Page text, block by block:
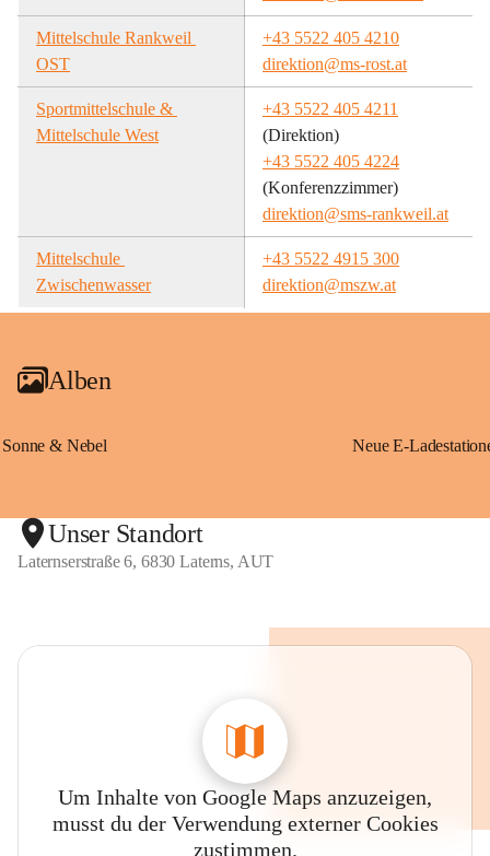
Mittelschule Rankweil
OST
+43 5522 405 4210
direktion@ms-rost.at
Sportmittelschule &
Mittelschule West
+43 5522 405 4211
(Direktion)
+43 5522 405 4224
(Konferenzzimmer)
direktion@sms-rankweil.at
Mittelschule
Zwischenwasser
+43 5522 4915 300
direktion@mszw.at
Alben
Sonne & Nebel
Unser Standort
Laternserstraße 6, 6830 Laterns, AUT
Um Inhalte von Google Maps anzuzeigen,
musst du der Verwendung externer Cookies
zustimmen.